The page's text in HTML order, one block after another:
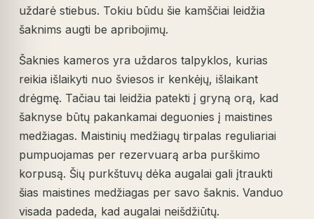
uždarė stiebus. Tokiu būdu šie kamščiai leidžia
šaknims augti be apribojimų.
Šaknies kameros yra uždaros talpyklos, kurias
reikia išlaikyti nuo šviesos ir kenkėjų, išlaikant
drėgmę. Tačiau tai leidžia patekti į gryną orą, kad
šaknyse būtų pakankamai deguonies į maistines
medžiagas. Maistinių medžiagų tirpalas reguliariai
pumpuojamas per rezervuarą arba purškimo
korpusą. Šių purkštuvų dėka augalai gali įtraukti
šias maistines medžiagas per savo šaknis. Vanduo
visada padeda, kad augalai neišdžiūtų.